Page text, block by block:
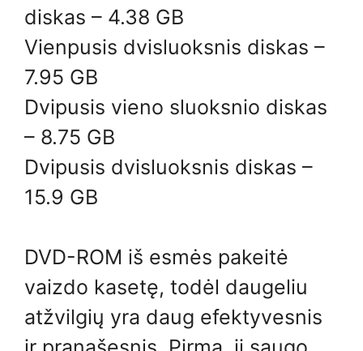
diskas – 4.38 GB
Vienpusis dvisluoksnis diskas –
7.95 GB
Dvipusis vieno sluoksnio diskas
– 8.75 GB
Dvipusis dvisluoksnis diskas –
15.9 GB
DVD-ROM iš esmės pakeitė
vaizdo kasetę, todėl daugeliu
atžvilgių yra daug efektyvesnis